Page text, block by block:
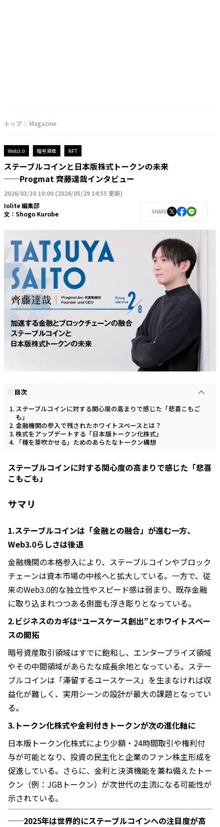
トップ Magazine
Web3.0 暗号資産 NFT
ステーブルコインと日本版株式トークンの未来
──Progmat 齊藤達哉インタビュー
2026/03/30 10:00 (2026/05/29 14:55 更新)
Iolite 編集部
文： Shogo Kurobe SHARE
目次
ステーブルコインに対する関心度の高まりで感じた「悲喜こもご
も」
金融機関の参入で残されたホワイトスペースとは？
株式をアップデートする「日本版トークン化株式」
「種を芽吹かせる」ためのあらたなトークン構想
ステーブルコインに対する関心度の高まりで感じた「悲喜
こもごも」
サマリ
1.ステーブルコインは「金融との融合」が進む一方、
Web3.0らしさは後退
金融機関の本格参入により、ステーブルコインやブロック
チェーンは資本市場の中核へと拡大している。一方で、従
来のWeb3.0的な独立性やスピード感は弱まり、既存金融
に取り込まれつつある側面も浮き彫りとなっている。
2.ビジネスのカギは“ユースケース創出”とホワイトスペー
スの開拓
暗号資産取引領域はすでに飽和し、エンタープライズ領域
やその中間領域があらたな成長余地となっている。ステー
ブルコインは「滞留するユースケース」を生まなければ収
益化が難しく、実用シーンの設計が最大の課題となってい
る。
3.トークン化株式や金利付きトークンが次の進化軸に
日本版トークン化株式により少額・24時間取引や権利付
与が可能となり、投資の民主化と企業のファン株主形成を
促進している。さらに、金利と決済機能を兼ね備えたトー
クン（例：JGBトークン）が次世代の主流になる可能性が
示されている。
──2025年は世界的にステーブルコインへの注目度が高